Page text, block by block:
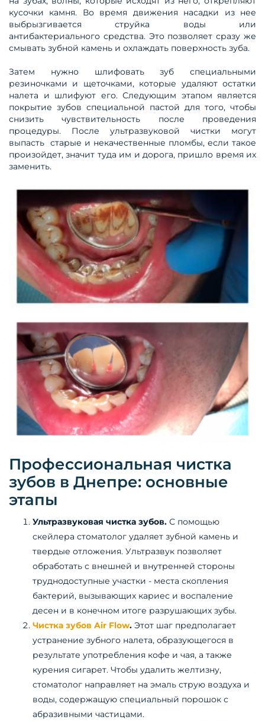
кусочки камня. Во время движения насадки из нее
выбрызгивается струйка воды или
антибактериального средства. Это позволяет сразу же
смывать зубной камень и охлаждать поверхность зуба.
Затем нужно шлифовать зуб специальными
резиночками и щеточками, которые удаляют остатки
налета и шлифуют его. Следующим этапом является
покрытие зубов специальной пастой для того, чтобы
снизить чувствительность после проведения
процедуры. После ультразвуковой чистки могут
выпасть старые и некачественные пломбы, если такое
произойдет, значит туда им и дорога, пришло время их
заменить.
Профессиональная чистка
зубов в Днепре: основные
этапы
Ультразвуковая чистка зубов. С помощью
скейлера стоматолог удаляет зубной камень и
твердые отложения. Ультразвук позволяет
обработать с внешней и внутренней стороны
труднодоступные участки - места скопления
бактерий, вызывающих кариес и воспаление
десен и в конечном итоге разрушающих зубы.
Чистка зубов Air Flow. Этот шаг предполагает
устранение зубного налета, образующегося в
результате употребления кофе и чая, а также
курения сигарет. Чтобы удалить желтизну,
стоматолог направляет на эмаль струю воздуха и
воды, содержащую специальный порошок с
абразивными частицами.